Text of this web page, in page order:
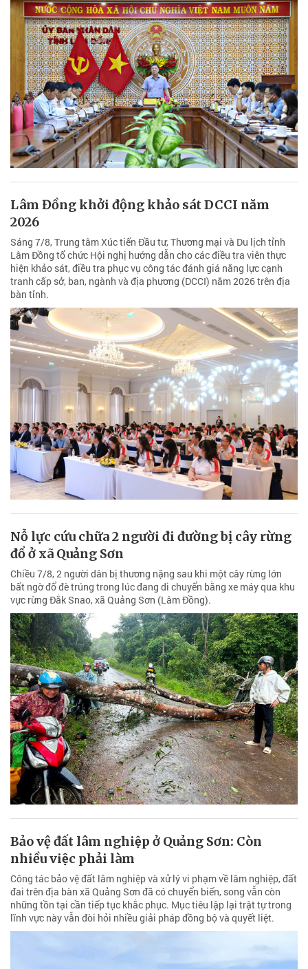
Lâm Đồng khởi động khảo sát DCCI năm
2026
Sáng 7/8, Trung tâm Xúc tiến Đầu tư, Thương mại và Du lịch tỉnh
Lâm Đồng tổ chức Hội nghị hướng dẫn cho các điều tra viên thực
hiện khảo sát, điều tra phục vụ công tác đánh giá năng lực cạnh
tranh cấp sở, ban, ngành và địa phương (DCCI) năm 2026 trên địa
bàn tỉnh.
Nỗ lực cứu chữa 2 người đi đường bị cây rừng
đổ ở xã Quảng Sơn
Chiều 7/8, 2 người dân bị thương nặng sau khi một cây rừng lớn
bất ngờ đổ đè trúng trong lúc đang di chuyển bằng xe máy qua khu
vực rừng Đắk Snao, xã Quảng Sơn (Lâm Đồng).
Bảo vệ đất lâm nghiệp ở Quảng Sơn: Còn
nhiều việc phải làm
Công tác bảo vệ đất lâm nghiệp và xử lý vi phạm về lâm nghiệp, đất
đai trên địa bàn xã Quảng Sơn đã có chuyển biến, song vẫn còn
những tồn tại cần tiếp tục khắc phục. Mục tiêu lập lại trật tự trong
lĩnh vực này vẫn đòi hỏi nhiều giải pháp đồng bộ và quyết liệt.